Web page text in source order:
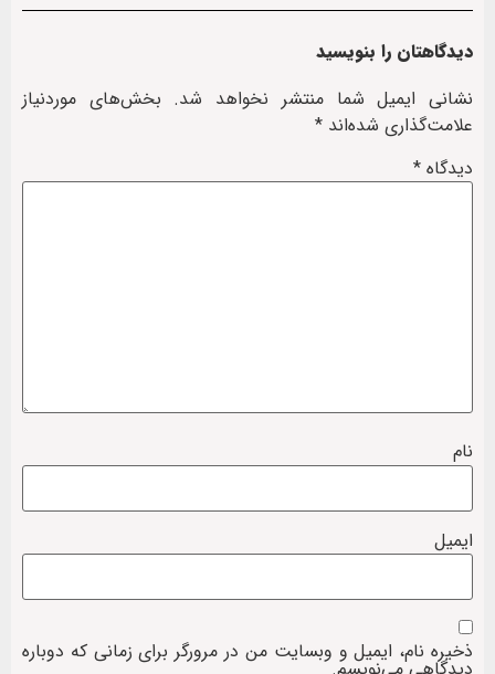
دیدگاهتان را بنویسید
نشانی ایمیل شما منتشر نخواهد شد. بخش‌های موردنیاز
علامت‌گذاری شده‌اند *
دیدگاه *
نام
ایمیل
ذخیره نام، ایمیل و وبسایت من در مرورگر برای زمانی که دوباره